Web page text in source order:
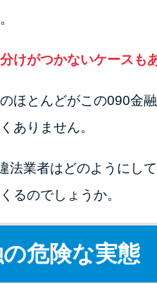
けがつかないケースも
ほとんどがこの090金
ありません。
法業者はどのようにし
るのでしょうか。
危険な実態